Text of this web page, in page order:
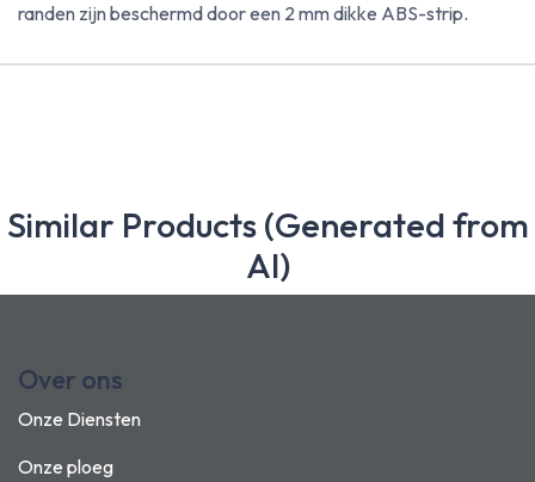
randen zijn beschermd door een 2 mm dikke ABS-strip.
Similar Products (Generated from
AI)
Over ons
Onze Diensten
Onze ploeg